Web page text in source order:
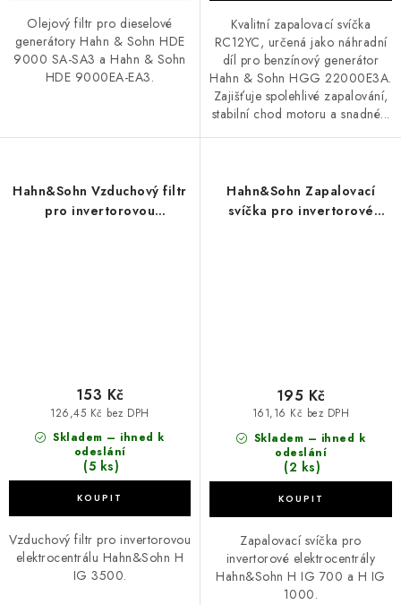
Olejový filtr pro dieselové
generátory Hahn & Sohn HDE
9000 SA-SA3 a Hahn & Sohn
HDE 9000EA-EA3.
Kvalitní zapalovací svíčka
RC12YC, určená jako náhradní
díl pro benzínový generátor
Hahn & Sohn HGG 22000E3A.
Zajišťuje spolehlivé zapalování,
stabilní chod motoru a snadné...
Hahn&Sohn Vzduchový filtr
pro invertorovou
Skladem – ihned k
odeslání
(5 ks)
126,45 Kč bez DPH
153 Kč
Vzduchový filtr pro invertorovou
elektrocentrálu Hahn&Sohn H
IG 3500.
Hahn&Sohn Zapalovací
svíčka pro invertorové
Skladem – ihned k
odeslání
(2 ks)
161,16 Kč bez DPH
195 Kč
Zapalovací svíčka pro
invertorové elektrocentrály
Hahn&Sohn H IG 700 a H IG
1000.